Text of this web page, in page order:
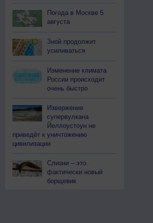
Погода в Москве 5
августа
Зной продолжит
усиливаться
Изменение климата
России происходит
очень быстро
Извержение
супервулкана
Йеллоустоун не
приведёт к уничтожению
цивилизации
Слизни – это
фактически новый
борщевик